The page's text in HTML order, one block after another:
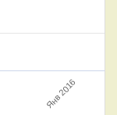
Янв 2016